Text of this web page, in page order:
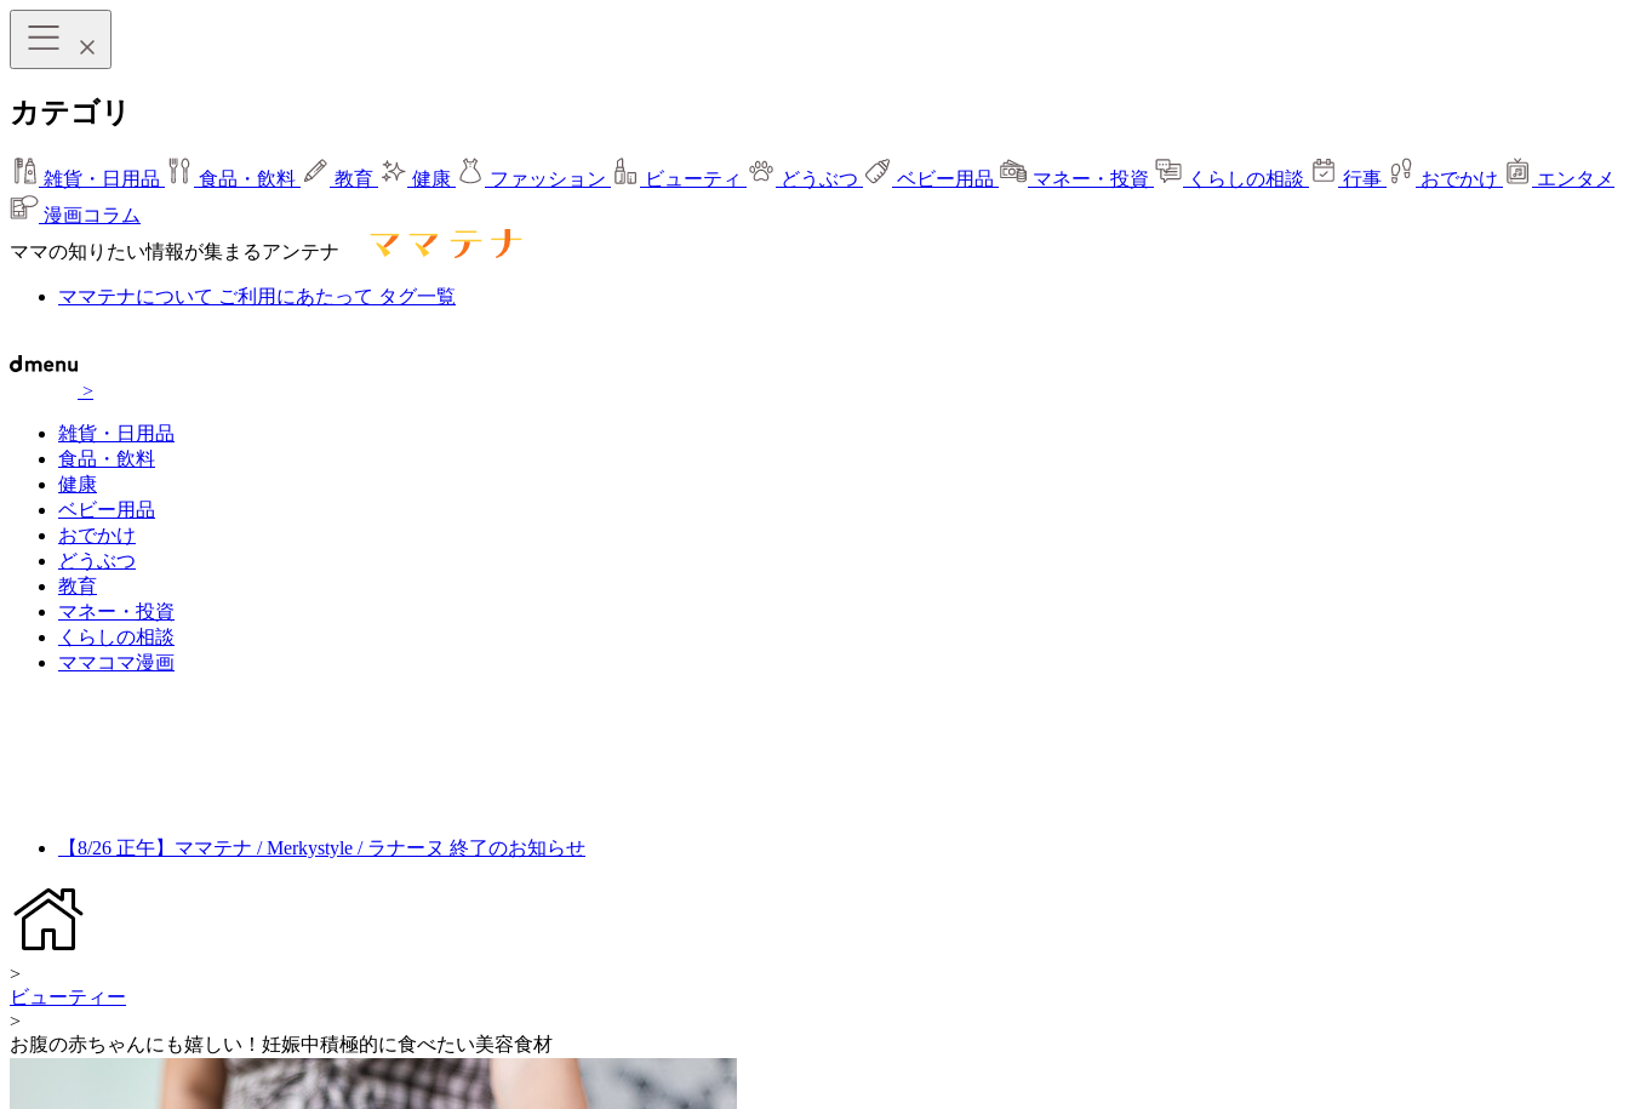
カテゴリ
雑貨・日用品 食品・飲料 教育 健康 ファッション ビューティ どうぶつ ベビー用品 マネー・投資 くらしの相談 行事 おでかけ
エンタメ
漫画コラム
ママの知りたい情報が集まるアンテナ
ママテナについて ご利用にあたって タグ一覧
>
雑貨・日用品
食品・飲料
健康
ベビー用品
おでかけ
どうぶつ
教育
マネー・投資
くらしの相談
ママコマ漫画
【8/26 正午】ママテナ / Merkystyle / ラナーヌ 終了のお知らせ
>
ビューティー
>
お腹の赤ちゃんにも嬉しい！妊娠中積極的に食べたい美容食材